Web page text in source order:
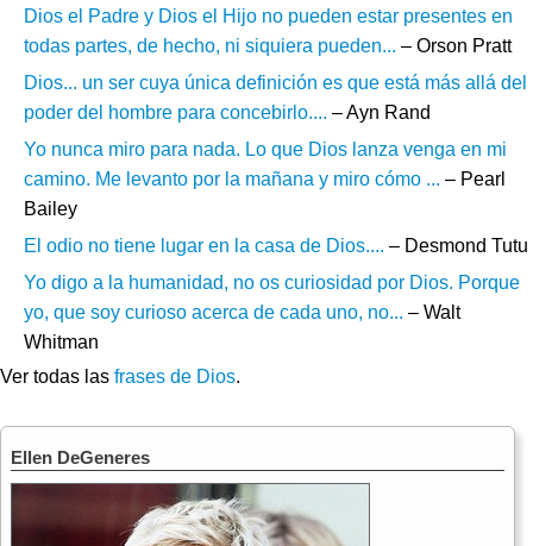
Dios el Padre y Dios el Hijo no pueden estar presentes en
todas partes, de hecho, ni siquiera pueden... – Orson Pratt
Dios... un ser cuya única definición es que está más allá del
poder del hombre para concebirlo.... – Ayn Rand
Yo nunca miro para nada. Lo que Dios lanza venga en mi
camino. Me levanto por la mañana y miro cómo ... – Pearl
Bailey
El odio no tiene lugar en la casa de Dios.... – Desmond Tutu
Yo digo a la humanidad, no os curiosidad por Dios. Porque
yo, que soy curioso acerca de cada uno, no... – Walt
Whitman
Ver todas las frases de Dios.
Ellen DeGeneres